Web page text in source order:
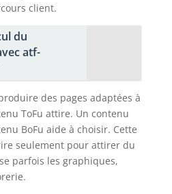
client.
du
atf-
des pages adaptées à
ToFu attire. Un contenu
BoFu aide à choisir. Cette
seulement pour attirer du
parfois les graphiques,